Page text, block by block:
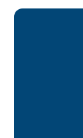
Contactgegevens